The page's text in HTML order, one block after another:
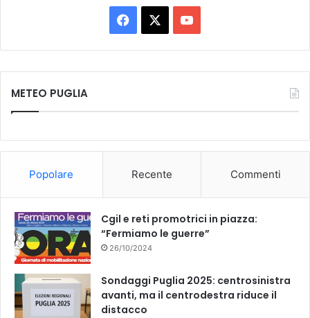
a
c
k
o
u
METEO PUGLIA
Popolare Recente Commenti
Cgil e reti promotrici in piazza:
“Fermiamo le guerre”
26/10/2024
Sondaggi Puglia 2025: centrosinistra
avanti, ma il centrodestra riduce il
distacco